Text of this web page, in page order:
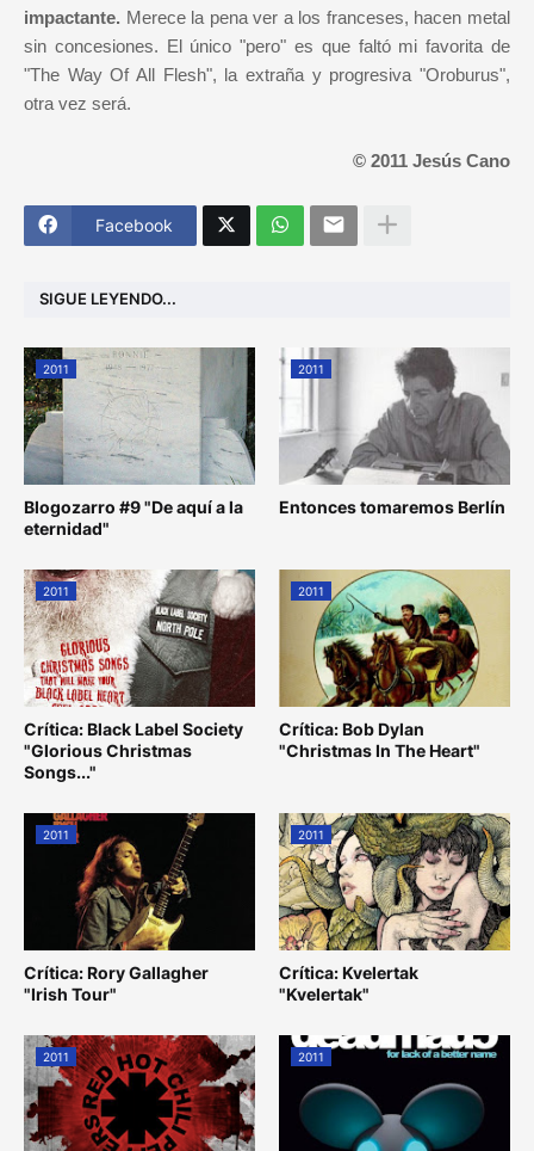
impactante. Merece la pena ver a los franceses, hacen metal
sin concesiones. El único "pero" es que faltó mi favorita de
"The Way Of All Flesh", la extraña y progresiva "Oroburus",
otra vez será.
© 2011 Jesús Cano
Facebook
SIGUE LEYENDO...
2011
Blogozarro #9 "De aquí a la
eternidad"
2011
Entonces tomaremos Berlín
2011
Crítica: Black Label Society
"Glorious Christmas
Songs..."
2011
Crítica: Bob Dylan
"Christmas In The Heart"
2011
Crítica: Rory Gallagher
"Irish Tour"
2011
Crítica: Kvelertak
"Kvelertak"
2011 2011